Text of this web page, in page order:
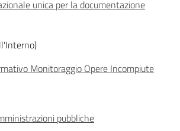
unica per la documentazione
Monitoraggio Opere Incompiute
pubbliche